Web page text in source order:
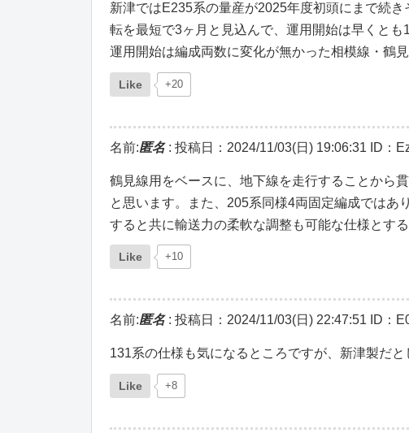
新津ではE235系の量産が2025年度初頭にまで続
転を最短で3ヶ月と見込んで、運用開始は早くとも
運用開始は編成両数に変化が無かった相模線・鶴
Like +20
名前:匿名: 投稿日：2024/11/03(日) 19:06:31 ID：
鶴見線用をベースに、地下線を走行することから
と思います。また、205系同様4両固定編成ではあ
すると共に輸送力の柔軟な調整も可能な仕様とする
Like +10
名前:匿名: 投稿日：2024/11/03(日) 22:47:51 ID：
131系の仕様も気になるところですが、新津製だ
Like +8